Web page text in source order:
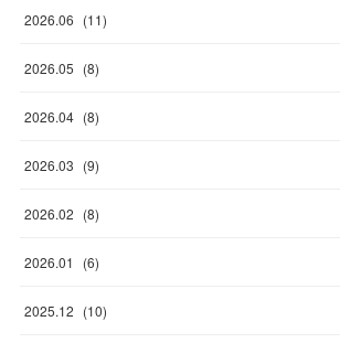
2026.06 (11)
2026.05 (8)
2026.04 (8)
2026.03 (9)
2026.02 (8)
2026.01 (6)
2025.12 (10)